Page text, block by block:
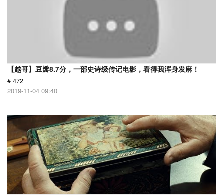
【越哥】豆瓣8.7分，一部史诗级传记电影，看得我浑身发麻！
# 472
2019-11-04 09:40